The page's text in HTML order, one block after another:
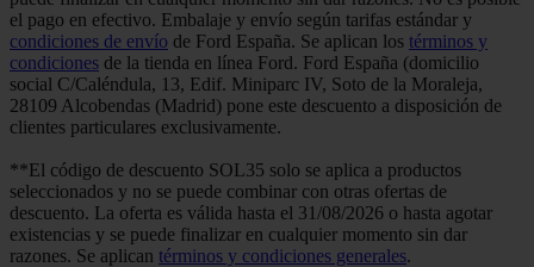
el pago en efectivo. Embalaje y envío según tarifas estándar y
condiciones de envío de Ford España. Se aplican los términos y
condiciones de la tienda en línea Ford. Ford España (domicilio
social C/Caléndula, 13, Edif. Miniparc IV, Soto de la Moraleja,
28109 Alcobendas (Madrid) pone este descuento a disposición de
clientes particulares exclusivamente.
**El código de descuento SOL35 solo se aplica a productos
seleccionados y no se puede combinar con otras ofertas de
descuento. La oferta es válida hasta el 31/08/2026 o hasta agotar
existencias y se puede finalizar en cualquier momento sin dar
razones. Se aplican términos y condiciones generales.